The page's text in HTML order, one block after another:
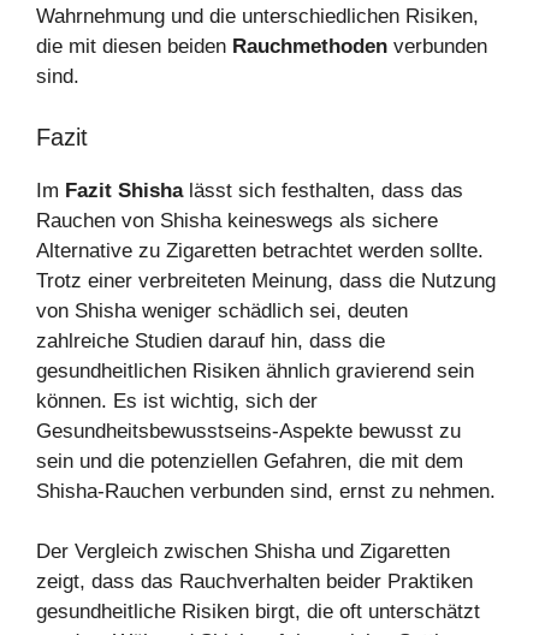
Wahrnehmung und die unterschiedlichen Risiken,
die mit diesen beiden Rauchmethoden verbunden
sind.
Fazit
Im Fazit Shishalässt sich festhalten, dass das
Rauchen von Shisha keineswegs als sichere
Alternative zu Zigaretten betrachtet werden sollte.
Trotz einer verbreiteten Meinung, dass die Nutzung
von Shisha weniger schädlich sei, deuten
zahlreiche Studien darauf hin, dass die
gesundheitlichen Risiken ähnlich gravierend sein
können. Es ist wichtig, sich der
Gesundheitsbewusstseins-Aspekte bewusst zu
sein und die potenziellen Gefahren, die mit dem
Shisha-Rauchen verbunden sind, ernst zu nehmen.
Der Vergleich zwischen Shisha und Zigaretten
zeigt, dass das Rauchverhalten beider Praktiken
gesundheitliche Risiken birgt, die oft unterschätzt